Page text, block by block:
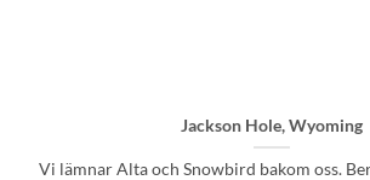
Jackson Hole, Wyoming
Vi lämnar Alta och Snowbird bakom oss.